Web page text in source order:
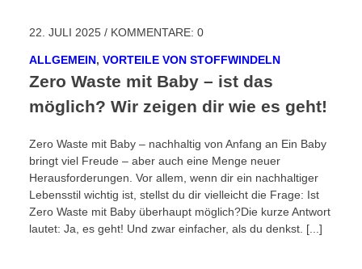
22. JULI 2025 / KOMMENTARE: 0
ALLGEMEIN,VORTEILE VON STOFFWINDELN
Zero Waste mit Baby – ist das
möglich? Wir zeigen dir wie es geht!
Zero Waste mit Baby – nachhaltig von Anfang an Ein Baby
bringt viel Freude – aber auch eine Menge neuer
Herausforderungen. Vor allem, wenn dir ein nachhaltiger
Lebensstil wichtig ist, stellst du dir vielleicht die Frage: Ist
Zero Waste mit Baby überhaupt möglich?Die kurze Antwort
lautet: Ja, es geht! Und zwar einfacher, als du denkst. [...]